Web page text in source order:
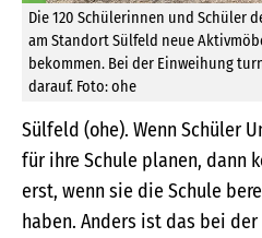
Die 120 Schülerinnen und Schüler
am Standort Sülfeld neue
bekommen. Bei der Einweihung
darauf. Foto: ohe
Sülfeld (ohe). Wenn Schüler
für ihre Schule planen, dann
erst, wenn sie die Schule
haben. Anders ist das bei